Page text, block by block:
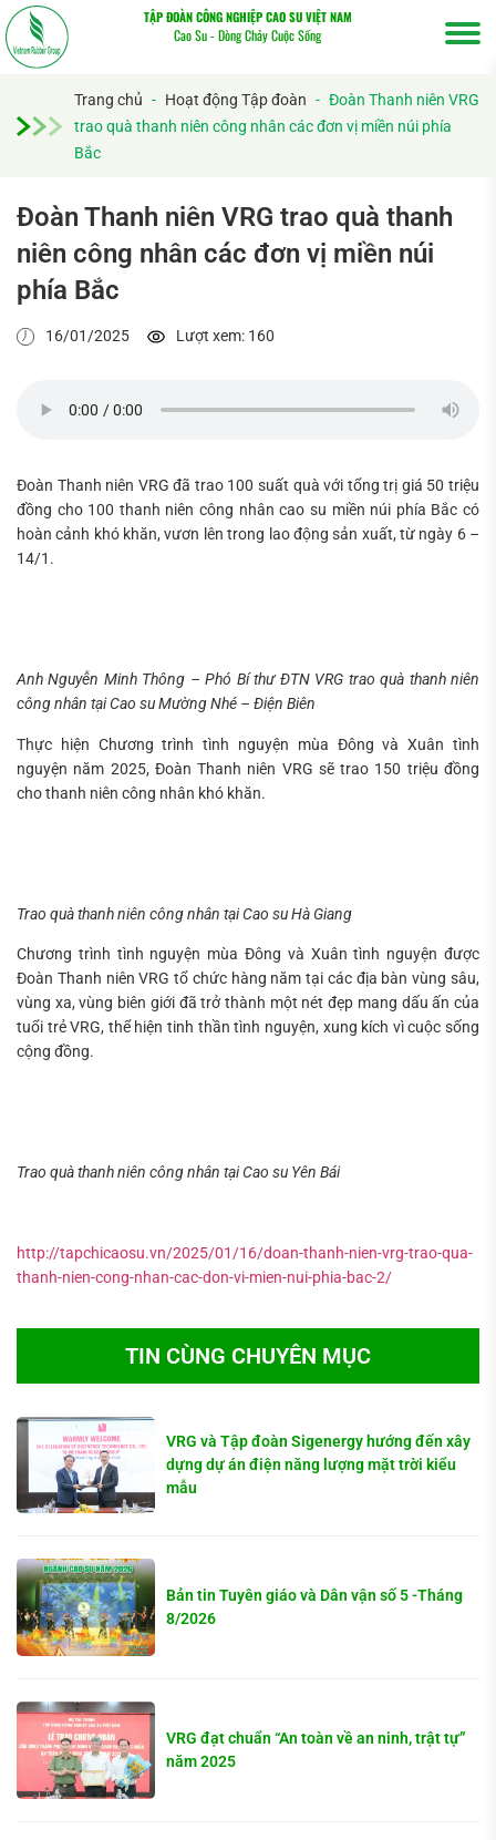
TẬP ĐOÀN CÔNG NGHIỆP CAO SU VIỆT NAM
Cao Su - Dòng Chảy Cuộc Sống
Trang chủ - Hoạt động Tập đoàn - Đoàn Thanh niên VRG
trao quà thanh niên công nhân các đơn vị miền núi phía
Bắc
Đoàn Thanh niên VRG trao quà thanh
niên công nhân các đơn vị miền núi
phía Bắc
16/01/2025 Lượt xem: 160
Đoàn Thanh niên VRG đã trao 100 suất quà với tổng trị giá 50 triệu
đồng cho 100 thanh niên công nhân cao su miền núi phía Bắc có
hoàn cảnh khó khăn, vươn lên trong lao động sản xuất, từ ngày 6 –
14/1.
Anh Nguyễn Minh Thông – Phó Bí thư ĐTN VRG trao quà thanh niên
công nhân tại Cao su Mường Nhé – Điện Biên
Thực hiện Chương trình tình nguyện mùa Đông và Xuân tình
nguyện năm 2025, Đoàn Thanh niên VRG sẽ trao 150 triệu đồng
cho thanh niên công nhân khó khăn.
Trao quà thanh niên công nhân tại Cao su Hà Giang
Chương trình tình nguyện mùa Đông và Xuân tình nguyện được
Đoàn Thanh niên VRG tổ chức hàng năm tại các địa bàn vùng sâu,
vùng xa, vùng biên giới đã trở thành một nét đẹp mang dấu ấn của
tuổi trẻ VRG, thể hiện tinh thần tình nguyện, xung kích vì cuộc sống
cộng đồng.
Trao quà thanh niên công nhân tại Cao su Yên Bái
http://tapchicaosu.vn/2025/01/16/doan-thanh-nien-vrg-trao-qua-
thanh-nien-cong-nhan-cac-don-vi-mien-nui-phia-bac-2/
TIN CÙNG CHUYÊN MỤC
VRG và Tập đoàn Sigenergy hướng đến xây
dựng dự án điện năng lượng mặt trời kiểu
mẫu
Bản tin Tuyên giáo và Dân vận số 5 -Tháng
8/2026
VRG đạt chuẩn “An toàn về an ninh, trật tự”
năm 2025